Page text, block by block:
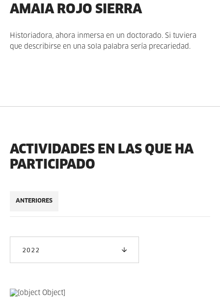
AMAIA ROJO SIERRA
Historiadora, ahora inmersa en un doctorado. Si tuviera
que describirse en una sola palabra sería precariedad.
ACTIVIDADES EN LAS QUE HA
PARTICIPADO
ANTERIORES
2022